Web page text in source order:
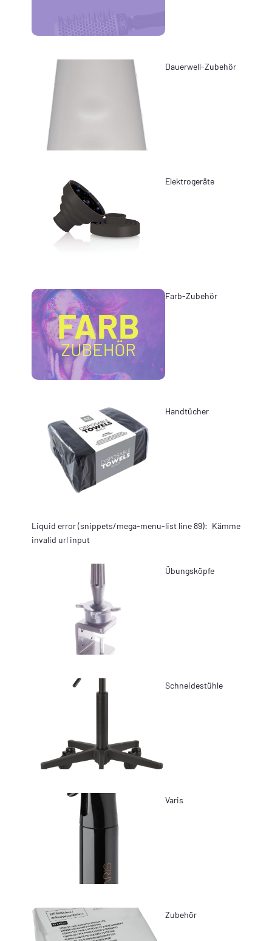
Dauerwell-Zubehör
Elektrogeräte
Farb-Zubehör
Handtücher
Liquid error (snippets/mega-menu-list line 89):
invalid url input
Kämme
Übungsköpfe
Schneidestühle
Varis
Zubehör